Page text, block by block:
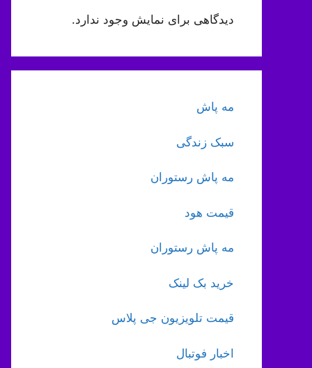
دیدگاهی برای نمایش وجود ندارد.
مه پاش
سبک زندگی
مه پاش رستوران
قیمت هود
مه پاش رستوران
خرید بک لینک
قیمت تلویزیون جی پلاس
اخبار فوتبال